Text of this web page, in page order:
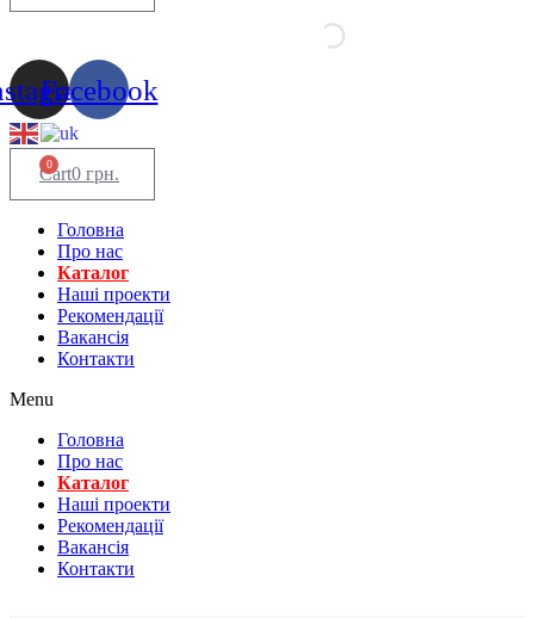
Facebook
0 грн.
0
Cart
Головна
Про нас
Каталог
Нашi проекти
Рекомендації
Вакансiя
Контакти
Menu
Головна
Про нас
Каталог
Нашi проекти
Рекомендації
Вакансiя
Контакти